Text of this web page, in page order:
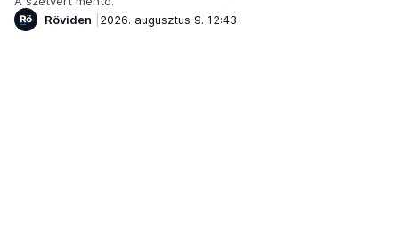
Röviden
2026. augusztus 9. 12:43